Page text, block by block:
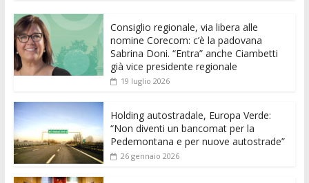
e
b
o
o
k
itt
er l
at
s
A
p
e
n
g
di
t
k
e
dI
n
di
vi
Consiglio regionale, via libera alle
nomine Corecom: c’è la padovana
Sabrina Doni. “Entra” anche Ciambetti
già vice presidente regionale
19 luglio 2026
Holding autostradale, Europa Verde:
“Non diventi un bancomat per la
Pedemontana e per nuove autostrade”
26 gennaio 2026